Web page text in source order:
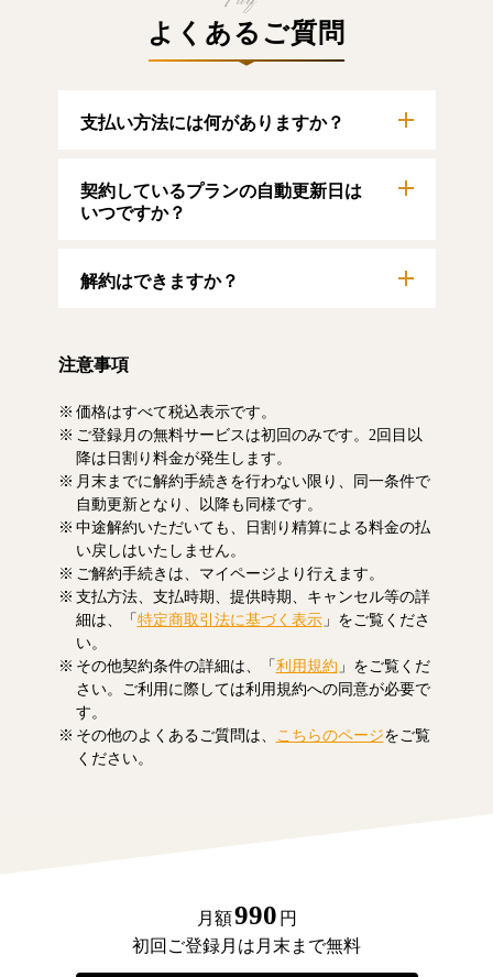
よくあるご質問
支払い方法には何がありますか？
す。
【クレジットカード】
契約しているプランの自動更新日は
いつですか？
ンのご利用期間は、マイページにてご確認い
解約はできますか？
事をお読みいただけます。なお、日割り清算
注意事項
価格はすべて税込表示です。
ご登録月の無料サービスは初回のみです。2回目以
降は日割り料金が発生します。
月末までに解約手続きを行わない限り、同一条件で
自動更新となり、以降も同様です。
中途解約いただいても、日割り精算による料金の払
い戻しはいたしません。
ご解約手続きは、マイページより行えます。
支払方法、支払時期、提供時期、キャンセル等の詳
細は、「特定商取引法に基づく表示」をご覧くださ
い。
その他契約条件の詳細は、「利用規約 」をご覧くだ
さい。ご利用に際しては利用規約への同意が必要で
す。
その他のよくあるご質問は、
こちらのページをご覧
ください。
月額990 円
初回ご登録月は月末まで無料